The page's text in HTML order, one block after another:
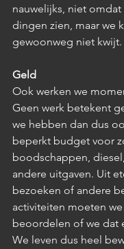
nauwelijks, niet
dingen zien, maar we
gewoonweg niet kwijt.
Geld
Ook werken we
Geen werk betekent
we hebben dan dus
beperkt budget voor
boodschappen,
andere uitgaven. Uit
bezoeken of andere
activiteiten moeten
beoordelen of we dat
We leven dus heel